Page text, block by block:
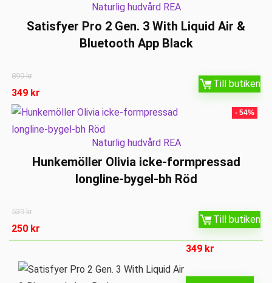
Naturlig hudvård REA
Satisfyer Pro 2 Gen. 3 With Liquid Air &
Bluetooth App Black
899kr
349 kr
Till butiken
- 54%
Naturlig hudvård REA
Hunkemöller Olivia icke-formpressad
longline-bygel-bh Röd
539kr
250 kr
Till butiken
349 kr